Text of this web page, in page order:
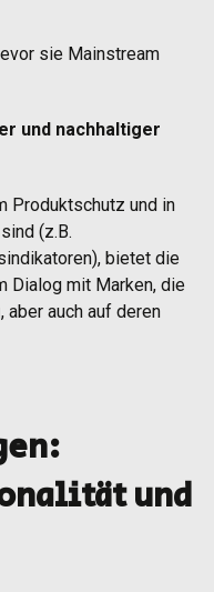
sie Mainstream
und nachhaltiger
Produktschutz und in
(z.B.
bietet die
Dialog mit Marken, die
, aber auch auf deren
und